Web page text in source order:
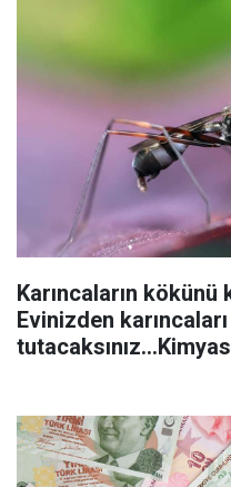
Karıncaların
Evinizden